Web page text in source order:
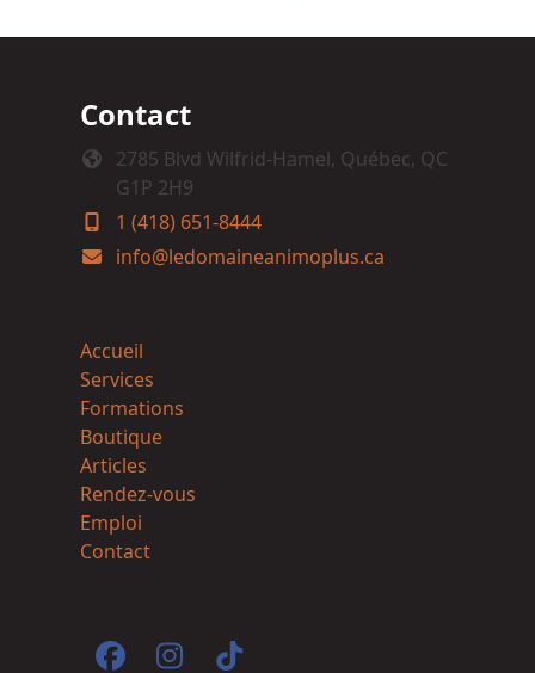
Contact
2785 Blvd Wilfrid-Hamel, Québec, QC
G1P 2H9
1 (418) 651-8444
info@ledomaineanimoplus.ca
Accueil
Services
Formations
Boutique
Articles
Rendez-vous
Emploi
Contact